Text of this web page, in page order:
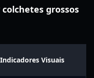
colchetes grossos
Indicadores Visuais